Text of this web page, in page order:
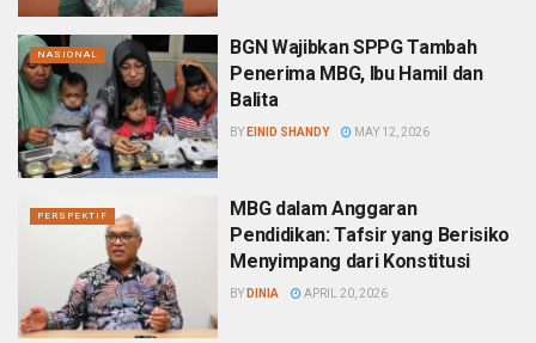
NASIONAL
BGN Wajibkan SPPG Tambah
Penerima MBG, Ibu Hamil dan
Balita
BY EINID SHANDY MAY 12, 2026
PERSPEKTIF
MBG dalam Anggaran
Pendidikan: Tafsir yang Berisiko
Menyimpang dari Konstitusi
BY DINIA APRIL 20, 2026